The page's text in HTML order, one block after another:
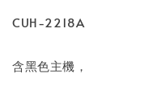
CUH-2218A
含黑色主機，